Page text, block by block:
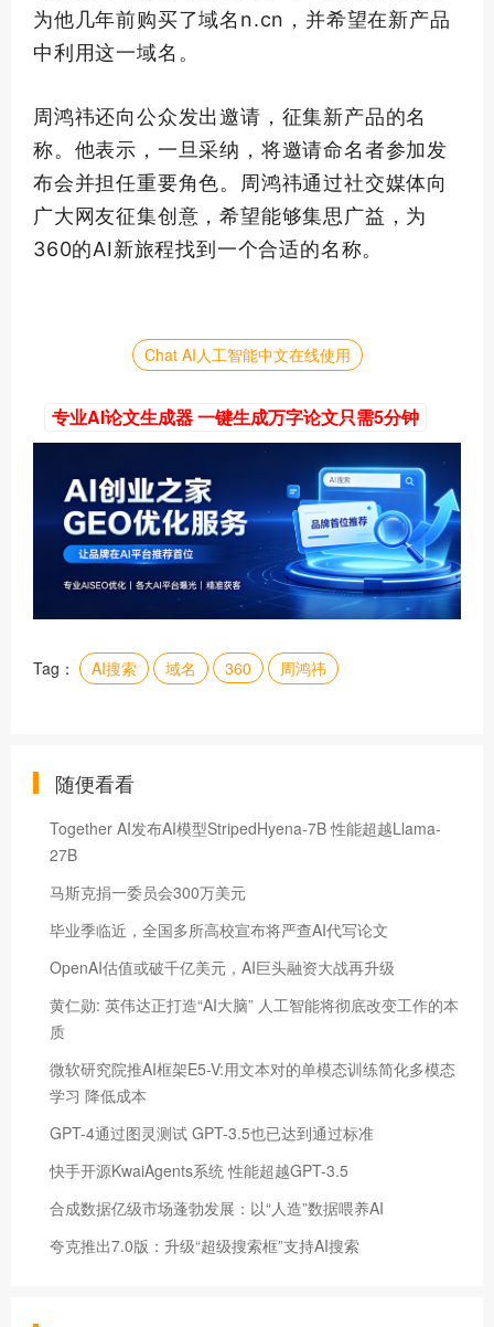
为他几年前购买了域名n.cn，并希望在新产品
中利用这一域名。
周鸿祎还向公众发出邀请，征集新产品的名
称。他表示，一旦采纳，将邀请命名者参加发
布会并担任重要角色。周鸿祎通过社交媒体向
广大网友征集创意，希望能够集思广益，为
360的AI新旅程找到一个合适的名称。
Chat AI人工智能中文在线使用
专业AI论文生成器 一键生成万字论文只需5分钟
Tag： AI搜索 域名 360 周鸿祎
随便看看
Together AI发布AI模型StripedHyena-7B 性能超越Llama-
27B
马斯克捐一委员会300万美元
毕业季临近，全国多所高校宣布将严查AI代写论文
OpenAI估值或破千亿美元，AI巨头融资大战再升级
黄仁勋: 英伟达正打造“AI大脑” 人工智能将彻底改变工作的本
质
微软研究院推AI框架E5-V:用文本对的单模态训练简化多模态
学习 降低成本
GPT-4通过图灵测试 GPT-3.5也已达到通过标准
快手开源KwaiAgents系统 性能超越GPT-3.5
合成数据亿级市场蓬勃发展：以“人造”数据喂养AI
夸克推出7.0版：升级“超级搜索框”支持AI搜索